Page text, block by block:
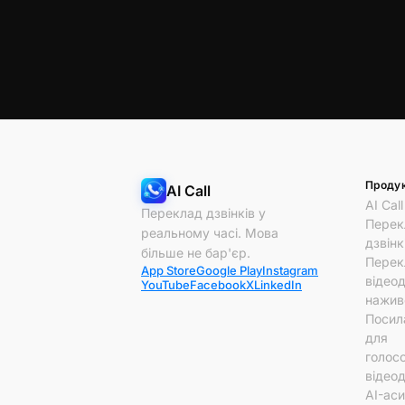
AI Call
Переклад дзвінків у
реальному часі. Мова
більше не бар'єр.
App StoreGoogle PlayInstagram
YouTubeFacebookXLinkedIn
AI Call
для
AI-